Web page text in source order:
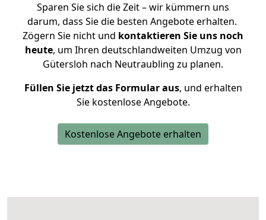
Sparen Sie sich die Zeit – wir kümmern uns
darum, dass Sie die besten Angebote erhalten.
Zögern Sie nicht und kontaktieren Sie uns noch
heute, um Ihren deutschlandweiten Umzug von
Gütersloh nach Neutraubling zu planen.
Füllen Sie jetzt das Formular aus, und erhalten
Sie kostenlose Angebote.
Kostenlose Angebote erhalten